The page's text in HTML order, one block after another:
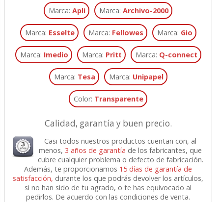
Marca:Apli Marca:Archivo-2000
Marca: Esselte Marca: Fellowes Marca: Gio
Marca: Imedio Marca: Pritt Marca: Q-connect
Marca: Tesa Marca: Unipapel
Color: Transparente
Calidad, garantía y buen precio.
Casi todos nuestros productos cuentan con, al
menos,3 años de garantía de los fabricantes, que
cubre cualquier problema o defecto de fabricación.
Además, te proporcionamos 15 días de garantía de
satisfacción, durante los que podrás devolver los artículos,
si no han sido de tu agrado, o te has equivocado al
pedirlos. De acuerdo con las condiciones de venta.